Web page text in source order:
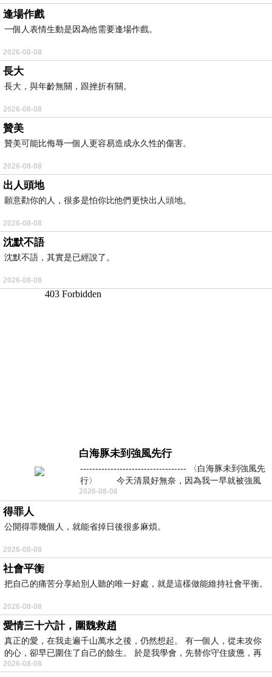
逢場作戲
一個人表情生動是因為他需要逢場作戲。
2026-08-08
長大
長大，與年齡無關，跟挫折有關。
2026-08-08
贊美
贊美可能比侮辱一個人更容易造成永久性的傷害。
2026-08-08
出人頭地
願意勸你的人，很多是怕你比他們更快出人頭地。
2026-08-08
沈默不語
沈默不語，其實是已經說了。
2026-08-08
白海豚未到強風先行
----------------------------------- 〈白海豚未到強風先
行〉 今天清晨好無奈，因為我一早就被強風
2026-08-08
得罪人
公開得罪幾個人，就能省掉日後很多麻煩。
2026-08-08
社會平衡
把自己的痛苦分享給別人聽的唯一好處，就是這樣做能維持社會平衡。
2026-08-08
愛情三十六計，圍魏救趙
真正的愛，在我走遍千山萬水之後，仍然想起。 有一個人，從未攻你
的心，卻早已圍住了自己的餘生。 於是我學會，先替你守住疲憊，再
2026-08-08